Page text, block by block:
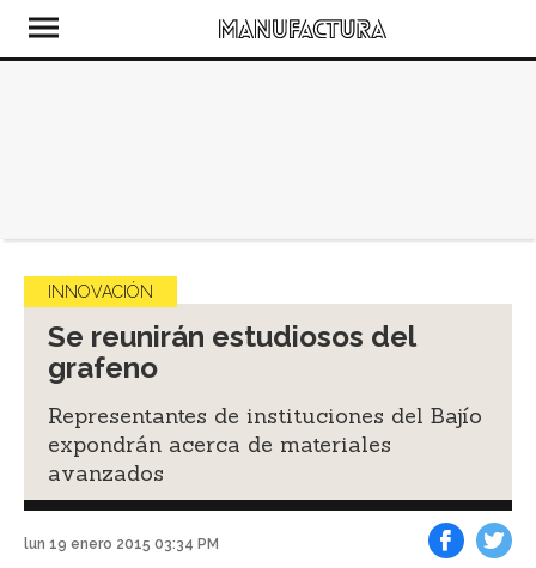
INNOVACIÓN
Se reunirán estudiosos del
grafeno
Representantes de instituciones del Bajío
expondrán acerca de materiales
avanzados
lun 19 enero 2015 03:34 PM